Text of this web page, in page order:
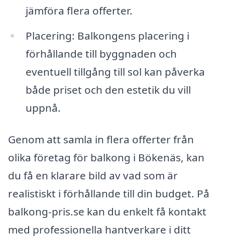
jämföra flera offerter.
Placering: Balkongens placering i
förhållande till byggnaden och
eventuell tillgång till sol kan påverka
både priset och den estetik du vill
uppnå.
Genom att samla in flera offerter från
olika företag för balkong i Bökenäs, kan
du få en klarare bild av vad som är
realistiskt i förhållande till din budget. På
balkong-pris.se kan du enkelt få kontakt
med professionella hantverkare i ditt